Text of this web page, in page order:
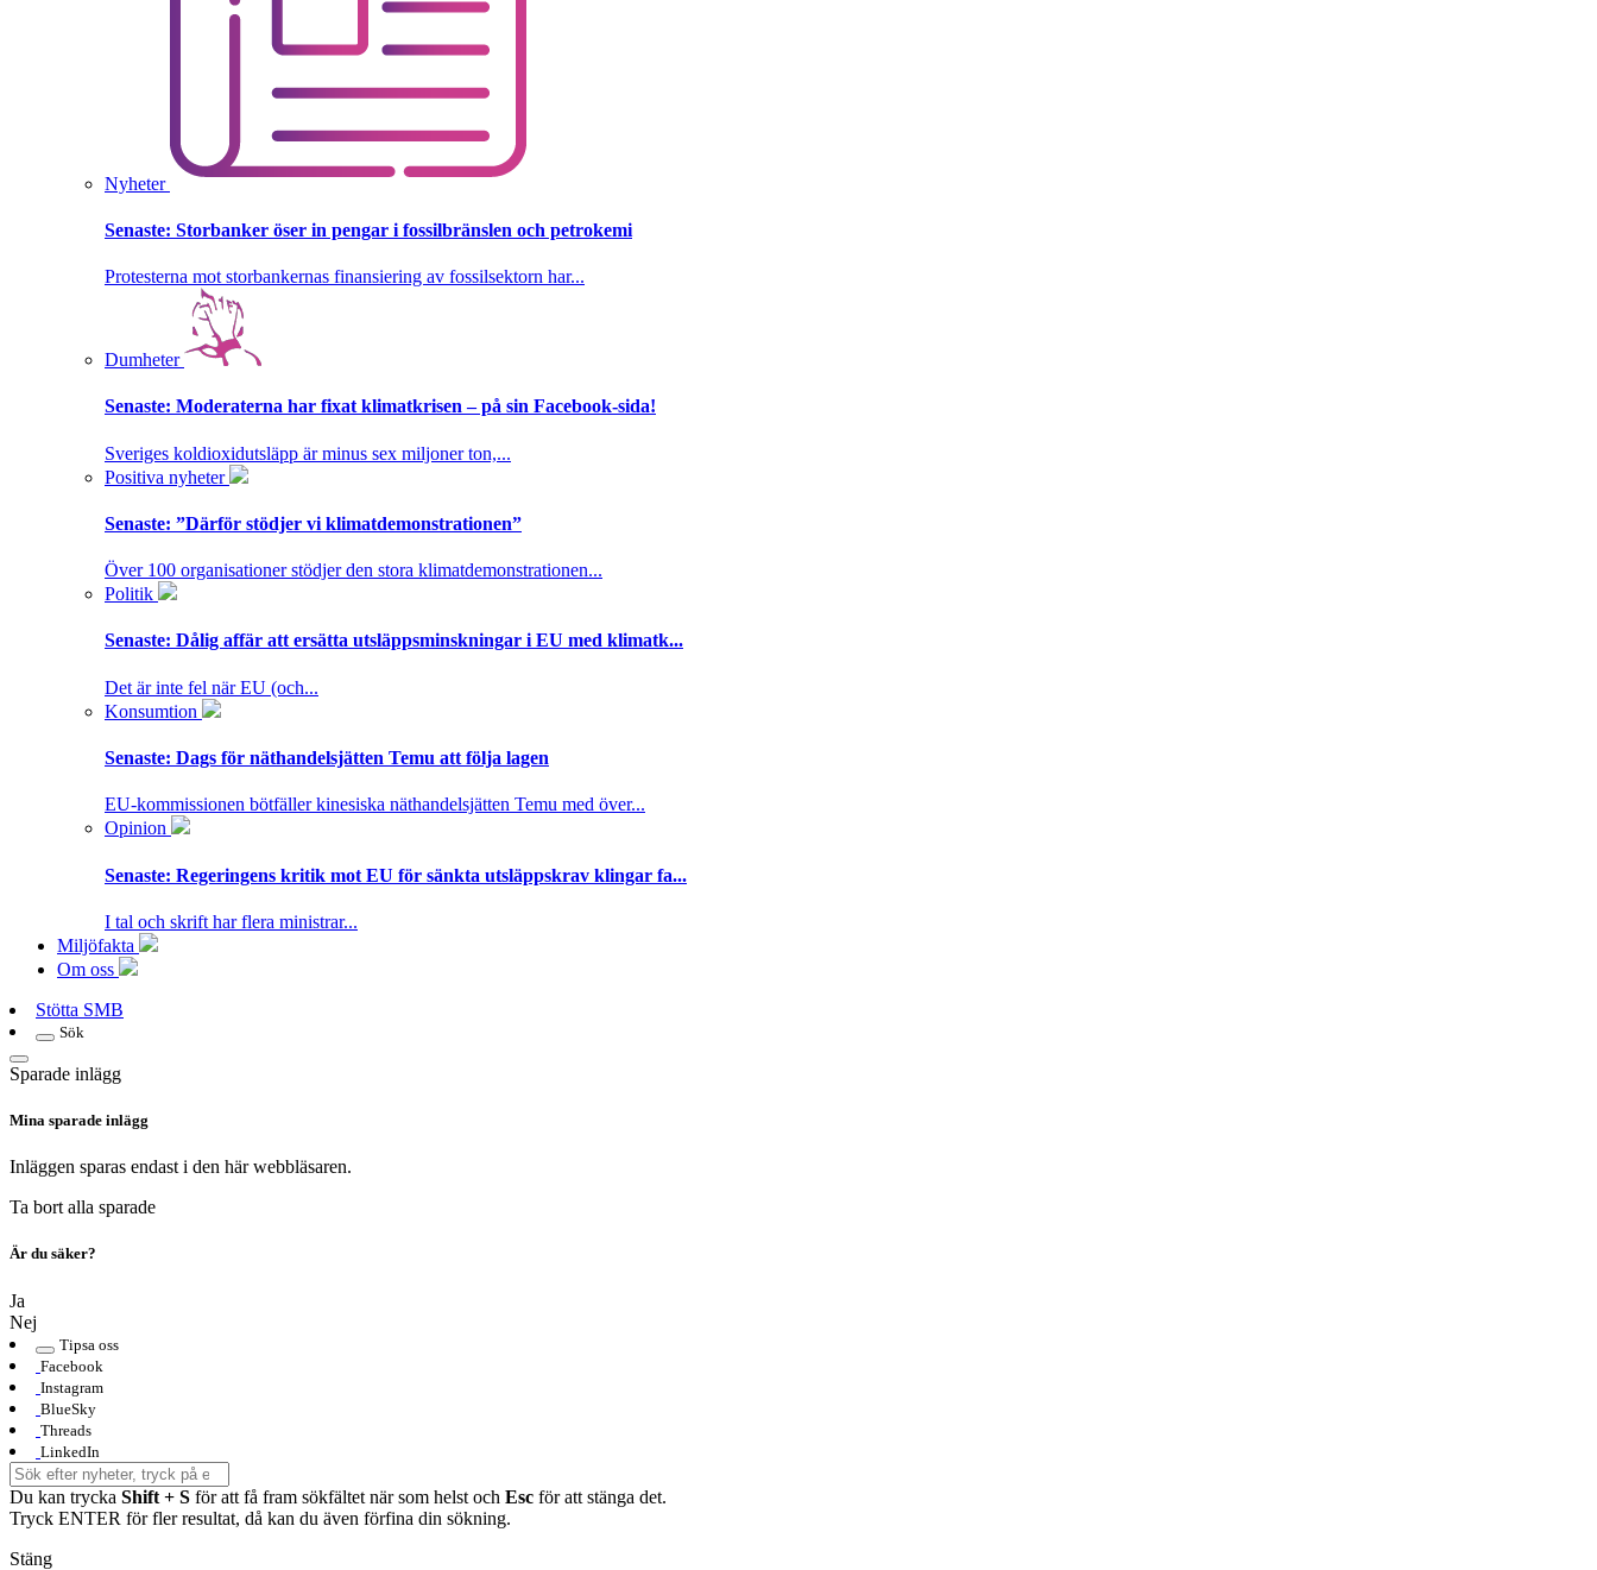
Nyheter
Senaste: Storbanker öser in pengar i fossilbränslen och petrokemi
Protesterna mot storbankernas finansiering av fossilsektorn har...
Dumheter
Senaste: Moderaterna har fixat klimatkrisen – på sin Facebook-sida!
Sveriges koldioxidutsläpp är minus sex miljoner ton,...
Positiva nyheter
Senaste: ”Därför stödjer vi klimatdemonstrationen”
Över 100 organisationer stödjer den stora klimatdemonstrationen...
Politik
Senaste: Dålig affär att ersätta utsläppsminskningar i EU med klimatk...
Det är inte fel när EU (och...
Konsumtion
Senaste: Dags för näthandelsjätten Temu att följa lagen
EU-kommissionen bötfäller kinesiska näthandelsjätten Temu med över...
Opinion
Senaste: Regeringens kritik mot EU för sänkta utsläppskrav klingar fa...
I tal och skrift har flera ministrar...
Miljöfakta
Om oss
Stötta SMB
Sök
Sparade inlägg
Mina sparade inlägg
Inläggen sparas endast i den här webbläsaren.
Ta bort alla sparade
Är du säker?
Ja
Nej
Tipsa oss
Facebook
Instagram
BlueSky
Threads
LinkedIn
Du kan trycka Shift + S för att få fram sökfältet när som helst och Esc för att stänga det.
Tryck ENTER för fler resultat, då kan du även förfina din sökning.
Stäng